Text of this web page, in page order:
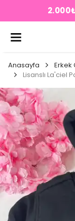
Anasayfa Erkek
Lisanslı La'ciel